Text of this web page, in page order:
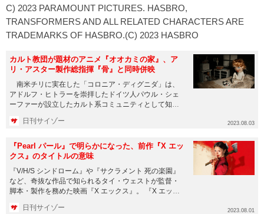
C) 2023 PARAMOUNT PICTURES. HASBRO,
TRANSFORMERS AND ALL RELATED CHARACTERS ARE
TRADEMARKS OF HASBRO.(C) 2023 HASBRO
カルト教団が題材のアニメ『オオカミの家』、ア
リ・アスター製作総指揮『骨』と同時併映
南米チリに実在した「コロニア・ディグニダ」は、
アドルフ・ヒトラーを崇拝したドイツ人パウル・シェ
ーファーが設立したカルト系コミュニティとして知ら
日刊サイゾー 2023.08.03
『Pearl パール』で明らかになった、前作『X エッ
クス』のタイトルの意味
『V/H/S シンドローム』や『サクラメント 死の楽園』
など、奇抜な作品で知られるタイ・ウェストが監督・
脚本・製作を務めた映画『X エックス』。 『X エック
日刊サイゾー 2023.08.01